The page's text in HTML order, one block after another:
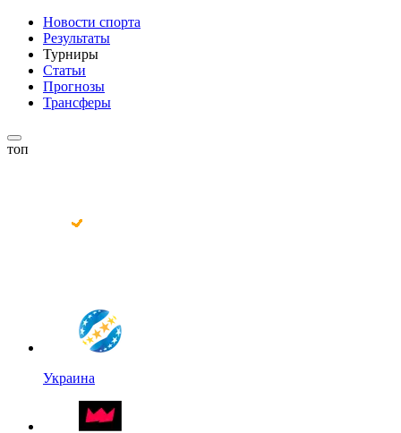
Новости спорта
Результаты
Турниры
Статьи
Прогнозы
Трансферы
топ
Украина